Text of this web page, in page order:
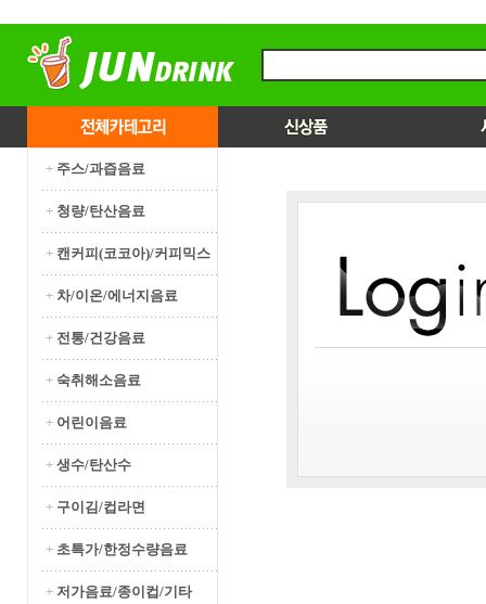
+ 주스/과즙음료
+ 청량/탄산음료
+ 캔커피(코코아)/커피믹스
+ 차/이온/에너지음료
+ 전통/건강음료
+ 숙취해소음료
+ 어린이음료
+ 생수/탄산수
+ 구이김/컵라면
+ 초특가/한정수량음료
+ 저가음료/종이컵/기타